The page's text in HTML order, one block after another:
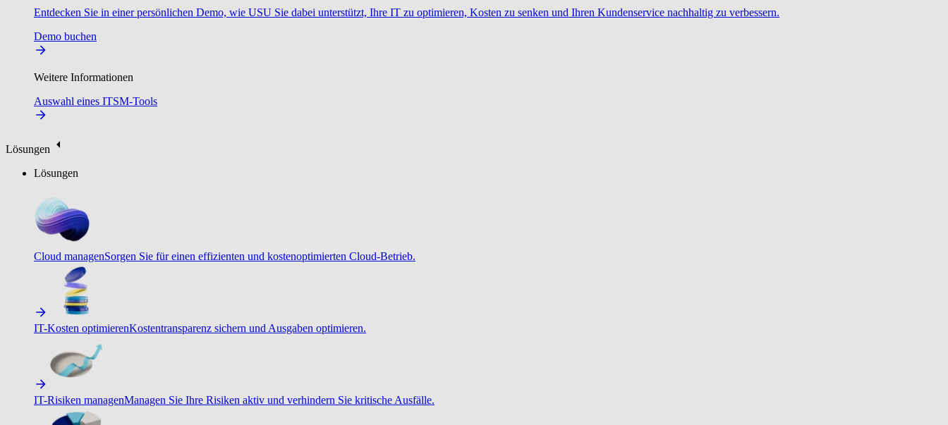
Entdecken Sie in einer persönlichen Demo, wie USU Sie dabei unterstützt, Ihre IT zu optimieren, Kosten zu senken und Ihren Kundenservice nachhaltig zu verbessern.
Demo buchen
Weitere Informationen
Auswahl eines ITSM-Tools
Lösungen
Lösungen
Cloud managenSorgen Sie für einen effizienten und kostenoptimierten Cloud-Betrieb.
IT-Kosten optimierenKostentransparenz sichern und Ausgaben optimieren.
IT-Risiken managenManagen Sie Ihre Risiken aktiv und verhindern Sie kritische Ausfälle.